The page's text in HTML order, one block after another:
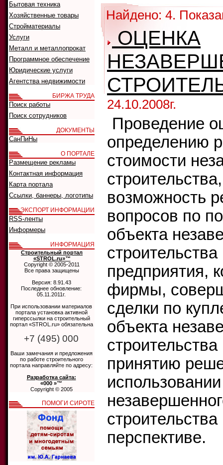
Найдено: 4.
ОЦЕНКА
24.10.2008г.
Проведение
определению
стоимости
возможность
вопросов по
объекта
предприятия,
фирмы,
сделки по
объекта
строительства
принятию
строительства
перспективе.
Бытовая техника
Хозяйственные товары
Стройматериалы
Услуги
Металл и металлопрокат
Программное обеспечение
Юридические услуги
Агентства недвижимости
БИРЖА ТРУДА
Поиск работы
Поиск сотрудников
ДОКУМЕНТЫ
СанПиНы
О ПОРТАЛЕ
Размещение рекламы
Контактная информация
Карта портала
Ссылки, баннеры, логотипы
ЭКСПОРТ ИНФОРМАЦИИ
RSS-ленты
Информеры
ИНФОРМАЦИЯ
Строительный портал
«STROL.ru»™
Copyright © 2005-2011
Все права защищены
Версия: 8.91.43
Последнее обновление:
05.11.2011г.
При использовании материалов
портала установка активной
гиперссылки на строительный
портал «STROL.ru» обязательна
+7 (495) 000
Ваши замечания и предложения
по работе строительного
портала направляйте по адресу:
Разработка сайта:
«000 »™
Copyright © 2005
ПОМОГИ СИРОТЕ